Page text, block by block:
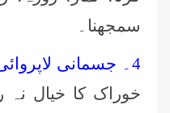
سمجھنا۔
4۔ جسمانی لاپروائی:
خوراک کا خیال نہ